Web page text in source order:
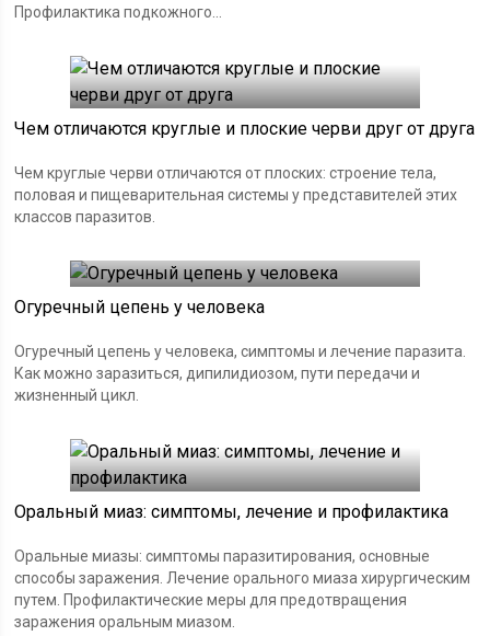
Профилактика подкожного...
Чем отличаются круглые и плоские черви друг от друга
Чем круглые черви отличаются от плоских: строение тела,
половая и пищеварительная системы у представителей этих
классов паразитов.
Огуречный цепень у человека
Огуречный цепень у человека, симптомы и лечение паразита.
Как можно заразиться, дипилидиозом, пути передачи и
жизненный цикл.
Оральный миаз: симптомы, лечение и профилактика
Оральные миазы: симптомы паразитирования, основные
способы заражения. Лечение орального миаза хирургическим
путем. Профилактические меры для предотвращения
заражения оральным миазом.